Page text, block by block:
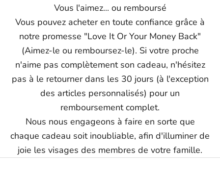
Vous l'aimez... ou remboursé
Vous pouvez acheter en toute confiance grâce à
notre promesse "Love It Or Your Money Back"
(Aimez-le ou remboursez-le). Si votre proche
n'aime pas complètement son cadeau, n'hésitez
pas à le retourner dans les 30 jours (à l'exception
des articles personnalisés) pour un
remboursement complet.
Nous nous engageons à faire en sorte que
chaque cadeau soit inoubliable, afin d'illuminer de
joie les visages des membres de votre famille.